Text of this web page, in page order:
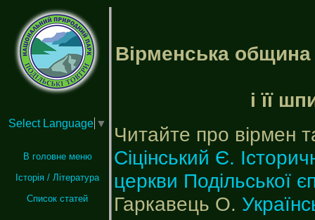
Select Language ▼
В головне меню
Історія / Література
Список статей
Вірменська
і її
Читайте про вірмен
Сіцінський Є.
церкви Подільської
Гаркавець О.